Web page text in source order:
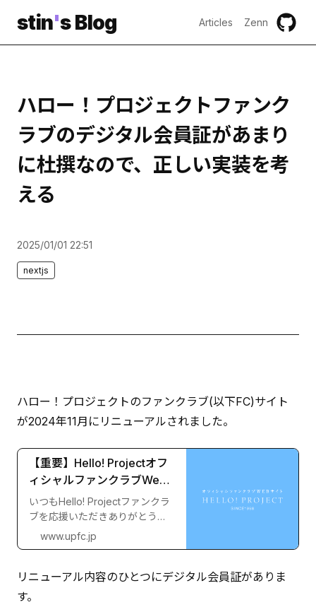
stin's Blog Articles Zenn
ハロー！プロジェクトファンク
ラブのデジタル会員証があまり
に杜撰なので、正しい実装を考
える
2025/01/01 22:51
nextjs
ハロー！プロジェクトのファンクラブ(以下FC)サイト
が2024年11月にリニューアルされました。
【重要】Hello! Projectオフ
ィシャルファンクラブWeb
サイトリニューアルのお知
らせ｜Hello! Projectオフィ
シャルファンクラブ
いつもHello! Projectファンクラ
ブを応援いただきありがとうご
ざいます。Hello! Projectオフィ
シャルファンクラブWebサイト
るようリニューアルをいたしま
ラブWebサイトURLについてフ
www.upfc.jp
リニューアル内容のひとつにデジタル会員証がありま
す。